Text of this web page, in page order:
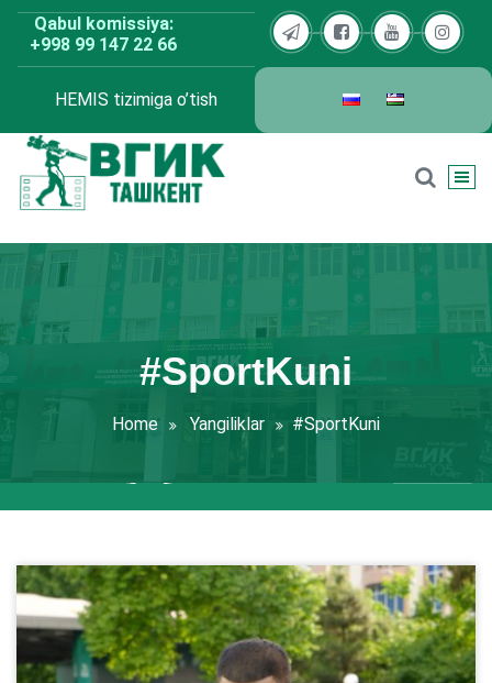
Skip
content
Qabul komissiya:
+998 99 147 22 66
HEMIS tizimiga o’tish
#SportKuni
Home Yangiliklar #SportKuni